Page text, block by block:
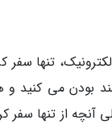
تنها
بودن می کنید
از تنها سفر